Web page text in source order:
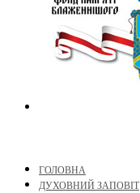
ГОЛОВНА
ДУХОВНИЙ ЗАПОВІТ